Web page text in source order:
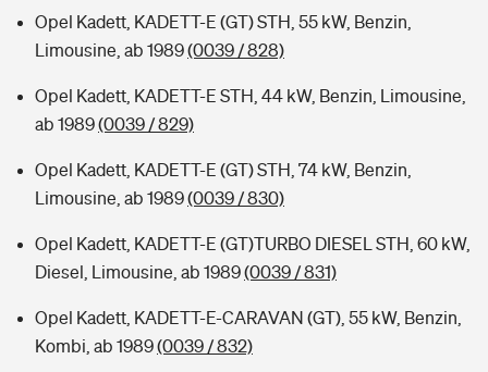
Opel Kadett, KADETT-E (GT) STH, 55 kW, Benzin,
Limousine, ab 1989(0039 / 828)
Opel Kadett, KADETT-E STH, 44 kW, Benzin, Limousine,
ab 1989(0039 / 829)
Opel Kadett, KADETT-E (GT) STH, 74 kW, Benzin,
Limousine, ab 1989(0039 / 830)
Opel Kadett, KADETT-E (GT)TURBO DIESEL STH, 60 kW,
Diesel, Limousine, ab 1989(0039 / 831)
Opel Kadett, KADETT-E-CARAVAN (GT), 55 kW, Benzin,
Kombi, ab 1989(0039 / 832)